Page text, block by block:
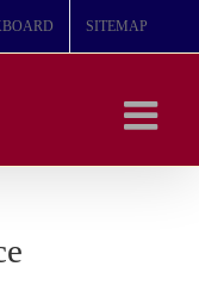
SITEMAP